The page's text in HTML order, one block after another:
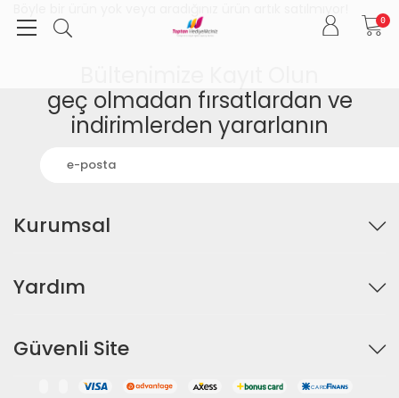
0
geç olmadan fırsatlardan ve
indirimlerden yararlanın
Kurumsal
Yardım
Güvenli Site